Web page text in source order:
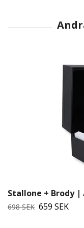
Stallone + Brody |
698 SEK 659 SEK